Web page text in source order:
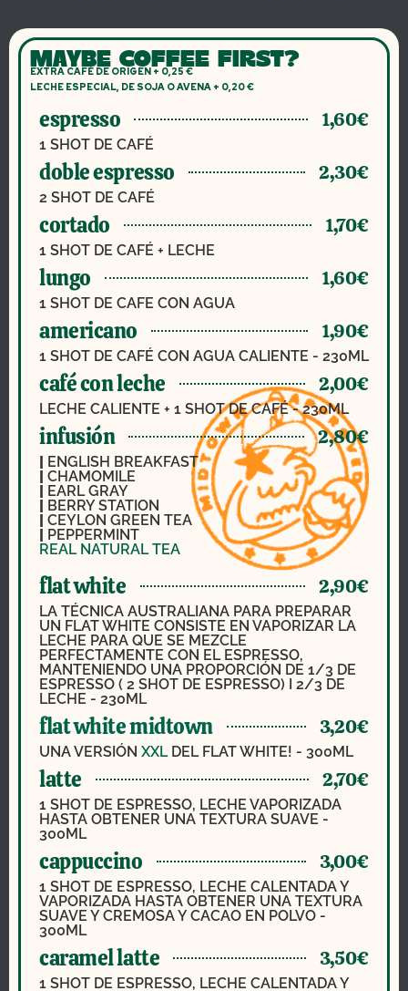
MAYBE COFFEE FIRST?
EXTRA CAFÉ DE ORIGEN + 0,25 €
LECHE ESPECIAL, DE SOJA O AVENA + 0,20 €
espresso 1,60€
1 SHOT DE CAFÉ
doble espresso 2,30€
2 SHOT DE CAFÉ
cortado 1,70€
1 SHOT DE CAFÉ + LECHE
lungo 1,60€
1 SHOT DE CAFE CON AGUA
americano 1,90€
1 SHOT DE CAFÉ CON AGUA CALIENTE - 230ML
café con leche 2,00€
LECHE CALIENTE + 1 SHOT DE CAFÉ - 230ML
infusión 2,80€
ENGLISH BREAKFAST
CHAMOMILE
EARL GRAY
BERRY STATION
CEYLON GREEN TEA
PEPPERMINT
REAL NATURAL TEA
flat white 2,90€
LA TÉCNICA AUSTRALIANA PARA PREPARAR
UN FLAT WHITE CONSISTE EN VAPORIZAR LA
LECHE PARA QUE SE MEZCLE
PERFECTAMENTE CON EL ESPRESSO,
MANTENIENDO UNA PROPORCIÓN DE 1/3 DE
ESPRESSO ( 2 SHOT DE ESPRESSO) I 2/3 DE
LECHE - 230ML
flat white midtown 3,20€
UNA VERSIÓN XXLDEL FLAT WHITE! - 300ML
latte 2,70€
1 SHOT DE ESPRESSO, LECHE VAPORIZADA
HASTA OBTENER UNA TEXTURA SUAVE -
300ML
cappuccino 3,00€
1 SHOT DE ESPRESSO, LECHE CALENTADA Y
VAPORIZADA HASTA OBTENER UNA TEXTURA
SUAVE Y CREMOSA Y CACAO EN POLVO -
300ML
caramel latte 3,50€
1 SHOT DE ESPRESSO, LECHE CALENTADA Y